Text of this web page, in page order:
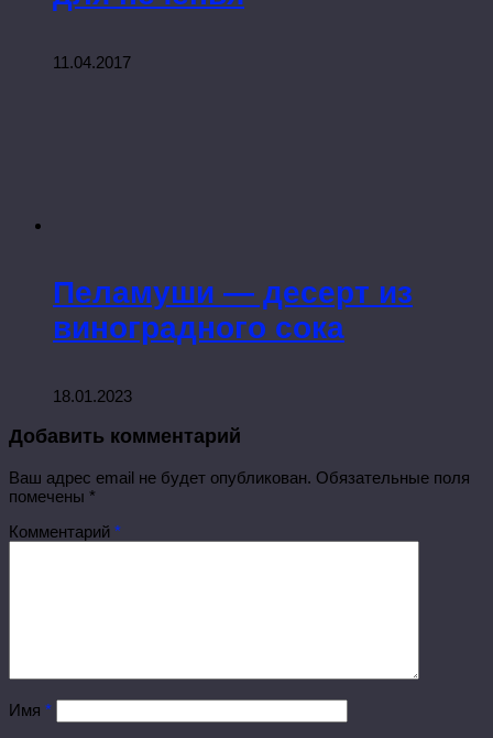
11.04.2017
Пеламуши — десерт из
виноградного сока
18.01.2023
Добавить комментарий
Ваш адрес email не будет опубликован. Обязательные поля
помечены *
Комментарий *
Имя *